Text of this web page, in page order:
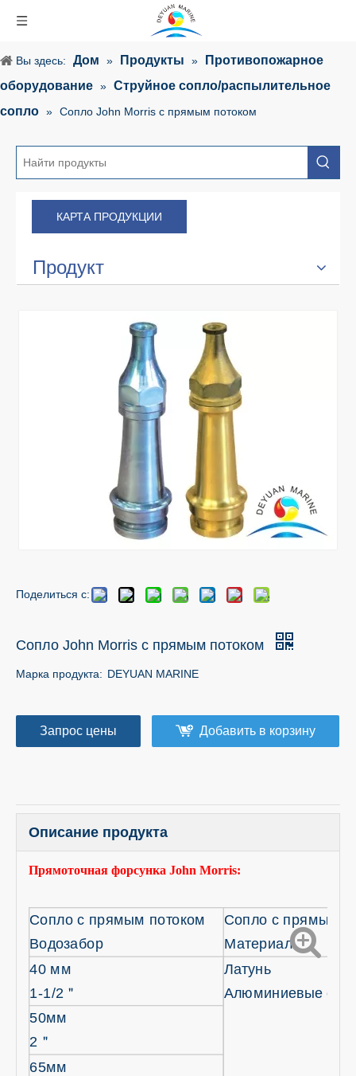
Вы здесь: Дом » Продукты »
Противопожарное
оборудование » Струйное сопло/распылительное
сопло » Сопло John Morris с прямым потоком
КАРТА ПРОДУКЦИИ
Продукт
Поделиться с:
Сопло John Morris с прямым потоком
Марка продукта: DEYUAN MARINE
Запрос цены Добавить в корзину
Описание продукта
Прямоточная форсунка John Morris:
Сопло с прямым потоком
Водозабор
Сопло с прямым
Материал
40 мм
1-1/2 ＂
Латунь
Алюминиевые
50мм
2 ＂
65мм